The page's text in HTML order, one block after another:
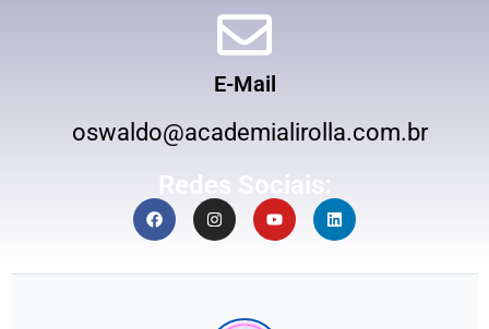
E-Mail
oswaldo@academialirolla.com.br
Redes Sociais: